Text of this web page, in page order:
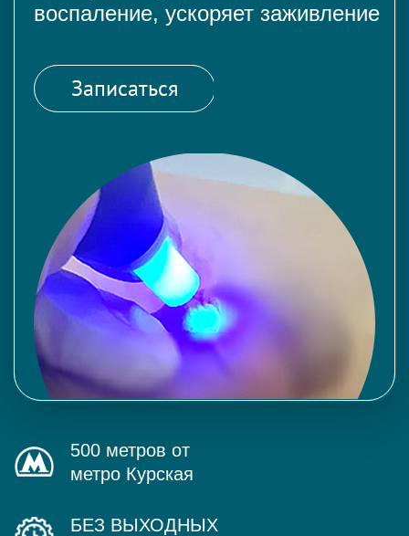
воспаление, ускоряет заживление
Записаться
500 метров от
метро Курская
БЕЗ ВЫХОДНЫХ